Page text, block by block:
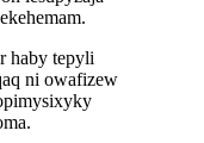
haby tepyli
ni owafizew